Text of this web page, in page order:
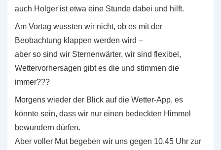
auch Holger ist etwa eine Stunde dabei und hilft.
Am Vortag wussten wir nicht, ob es mit der
Beobachtung klappen werden wird –
aber so sind wir Sternenwärter, wir sind flexibel,
Wettervorhersagen gibt es die und stimmen die
immer???
Morgens wieder der Blick auf die Wetter-App, es
könnte sein, dass wir nur einen bedeckten Himmel
bewundern dürfen.
Aber voller Mut begeben wir uns gegen 10.45 Uhr zur